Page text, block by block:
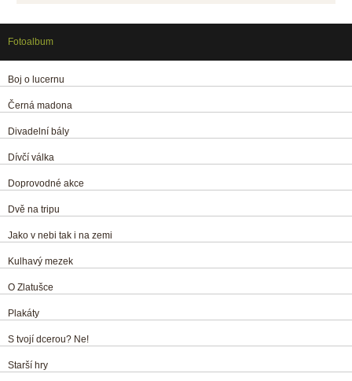
Fotoalbum
Boj o lucernu
Černá madona
Divadelní bály
Dívčí válka
Doprovodné akce
Dvě na tripu
Jako v nebi tak i na zemi
Kulhavý mezek
O Zlatušce
Plakáty
S tvojí dcerou? Ne!
Starší hry